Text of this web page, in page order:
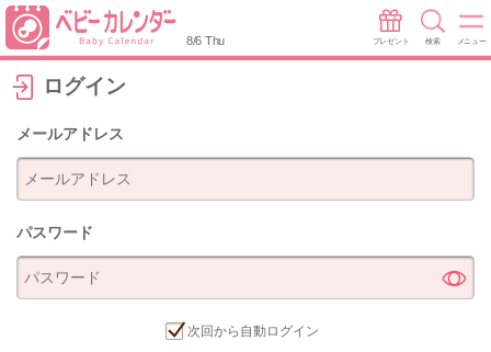
8/6 Thu プレゼント 検索 メニュー
ログイン
メールアドレス
パスワード
次回から自動ログイン